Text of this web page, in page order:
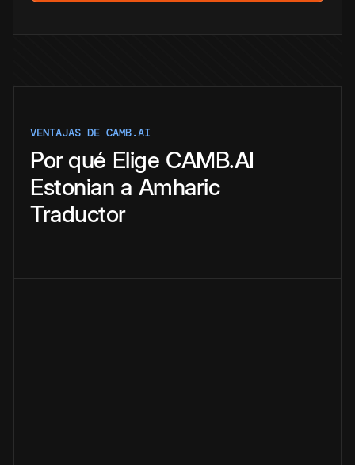
VENTAJAS DE CAMB.AI
Por qué Elige CAMB.AI
Estonian a Amharic
Traductor